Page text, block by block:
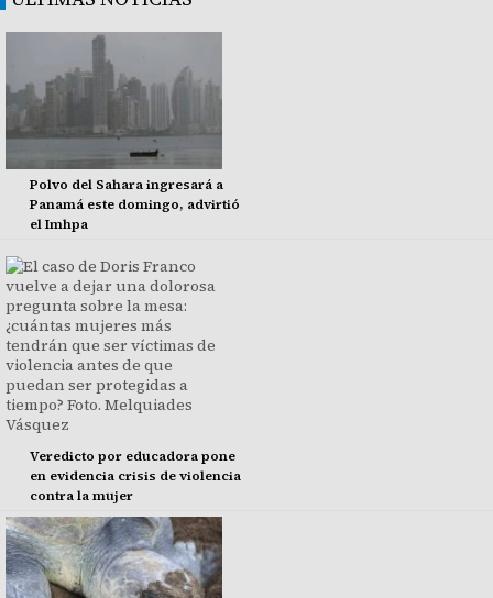
Polvo del Sahara ingresará a
Panamá este domingo, advirtió
el Imhpa
Veredicto por educadora pone
en evidencia crisis de violencia
contra la mujer